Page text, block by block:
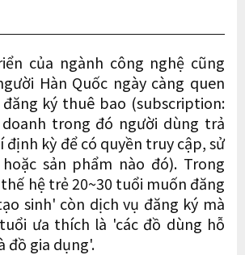
của ngành công nghệ cũng
Hàn Quốc ngày càng quen
ký thuê bao (subscription:
trong đó người dùng trả
kỳ để có quyền truy cập, sử
sản phẩm nào đó). Trong
hệ trẻ 20~30 tuổi muốn đăng
sinh' còn dịch vụ đăng ký mà
ưa thích là 'các đồ dùng hỗ
đồ gia dụng'.